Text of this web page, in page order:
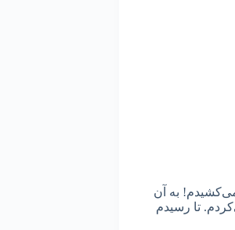
به آن
تا رسیدم